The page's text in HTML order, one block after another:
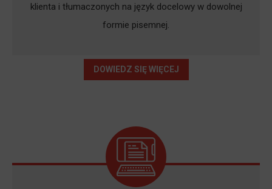
klienta i tłumaczonych na język docelowy w dowolnej
formie pisemnej.
DOWIEDZ SIĘ WIĘCEJ